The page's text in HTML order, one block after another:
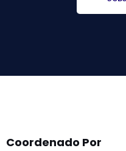
Coordenado Por